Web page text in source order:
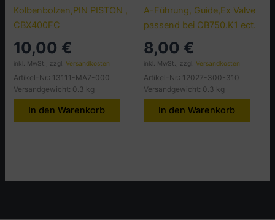
Kolbenbolzen,PIN PISTON ,
CBX400FC
10,00 €
inkl. MwSt., zzgl.Versandkosten
Artikel-Nr.: 13111-MA7-000
Versandgewicht: 0.3 kg
In den Warenkorb
A-Führung, Guide,Ex Valve
passend bei CB750.K1 ect.
8,00 €
inkl. MwSt., zzgl. Versandkosten
Artikel-Nr.: 12027-300-310
Versandgewicht: 0.3 kg
In den Warenkorb